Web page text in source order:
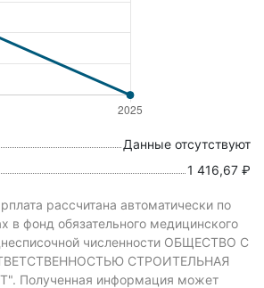
Данные отсутствуют
1 416,67 ₽
рассчитана автоматически по
в фонд обязательного медицинского
численности ОБЩЕСТВО С
СТРОИТЕЛЬНАЯ
Полученная информация может